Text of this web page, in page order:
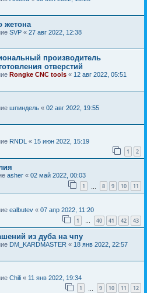
жетона
SVP « 27 авг 2022, 12:38
производитель
отверстий
Rongke CNC tools « 12 авг 2022, 05:51
шпиндель « 02 авг 2022, 19:55
RNDL « 15 июн 2022, 15:19
1 2
asher « 02 май 2022, 00:03
1 8 9 10 11
ealbutev « 07 апр 2022, 11:20
1 … 40 41 42 43
из дуба на чпу
DM_KARDMASTER « 18 янв 2022, 22:57
Chili « 11 янв 2022, 19:34
1 9 10 11 12